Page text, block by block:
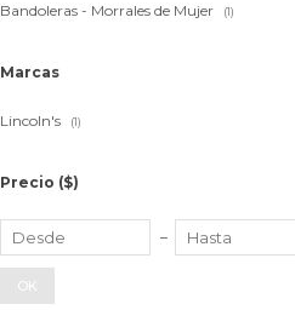
Bandoleras - Morrales de Mujer (1)
Marcas
Lincoln's (1)
Precio ($)
OK